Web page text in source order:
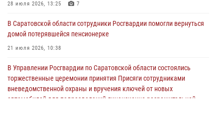
28 июля 2026, 13:25 7
В Саратовской области сотрудники Росгвардии помогли вернуться
домой потерявшейся пенсионерке
21 июля 2026, 10:38
В Управлении Росгвардии по Саратовской области состоялись
торжественные церемонии принятия Присяги сотрудниками
вневедомственной охраны и вручения ключей от новых
автомобилей для подразделений лицензионно-разрешительной